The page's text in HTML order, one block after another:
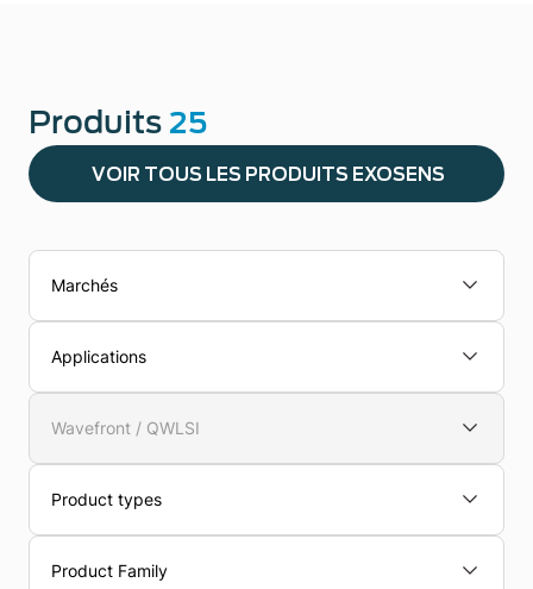
Produits 25
VOIR TOUS LES PRODUITS EXOSENS
Marchés
Applications
Wavefront / QWLSI
Product types
Product Family